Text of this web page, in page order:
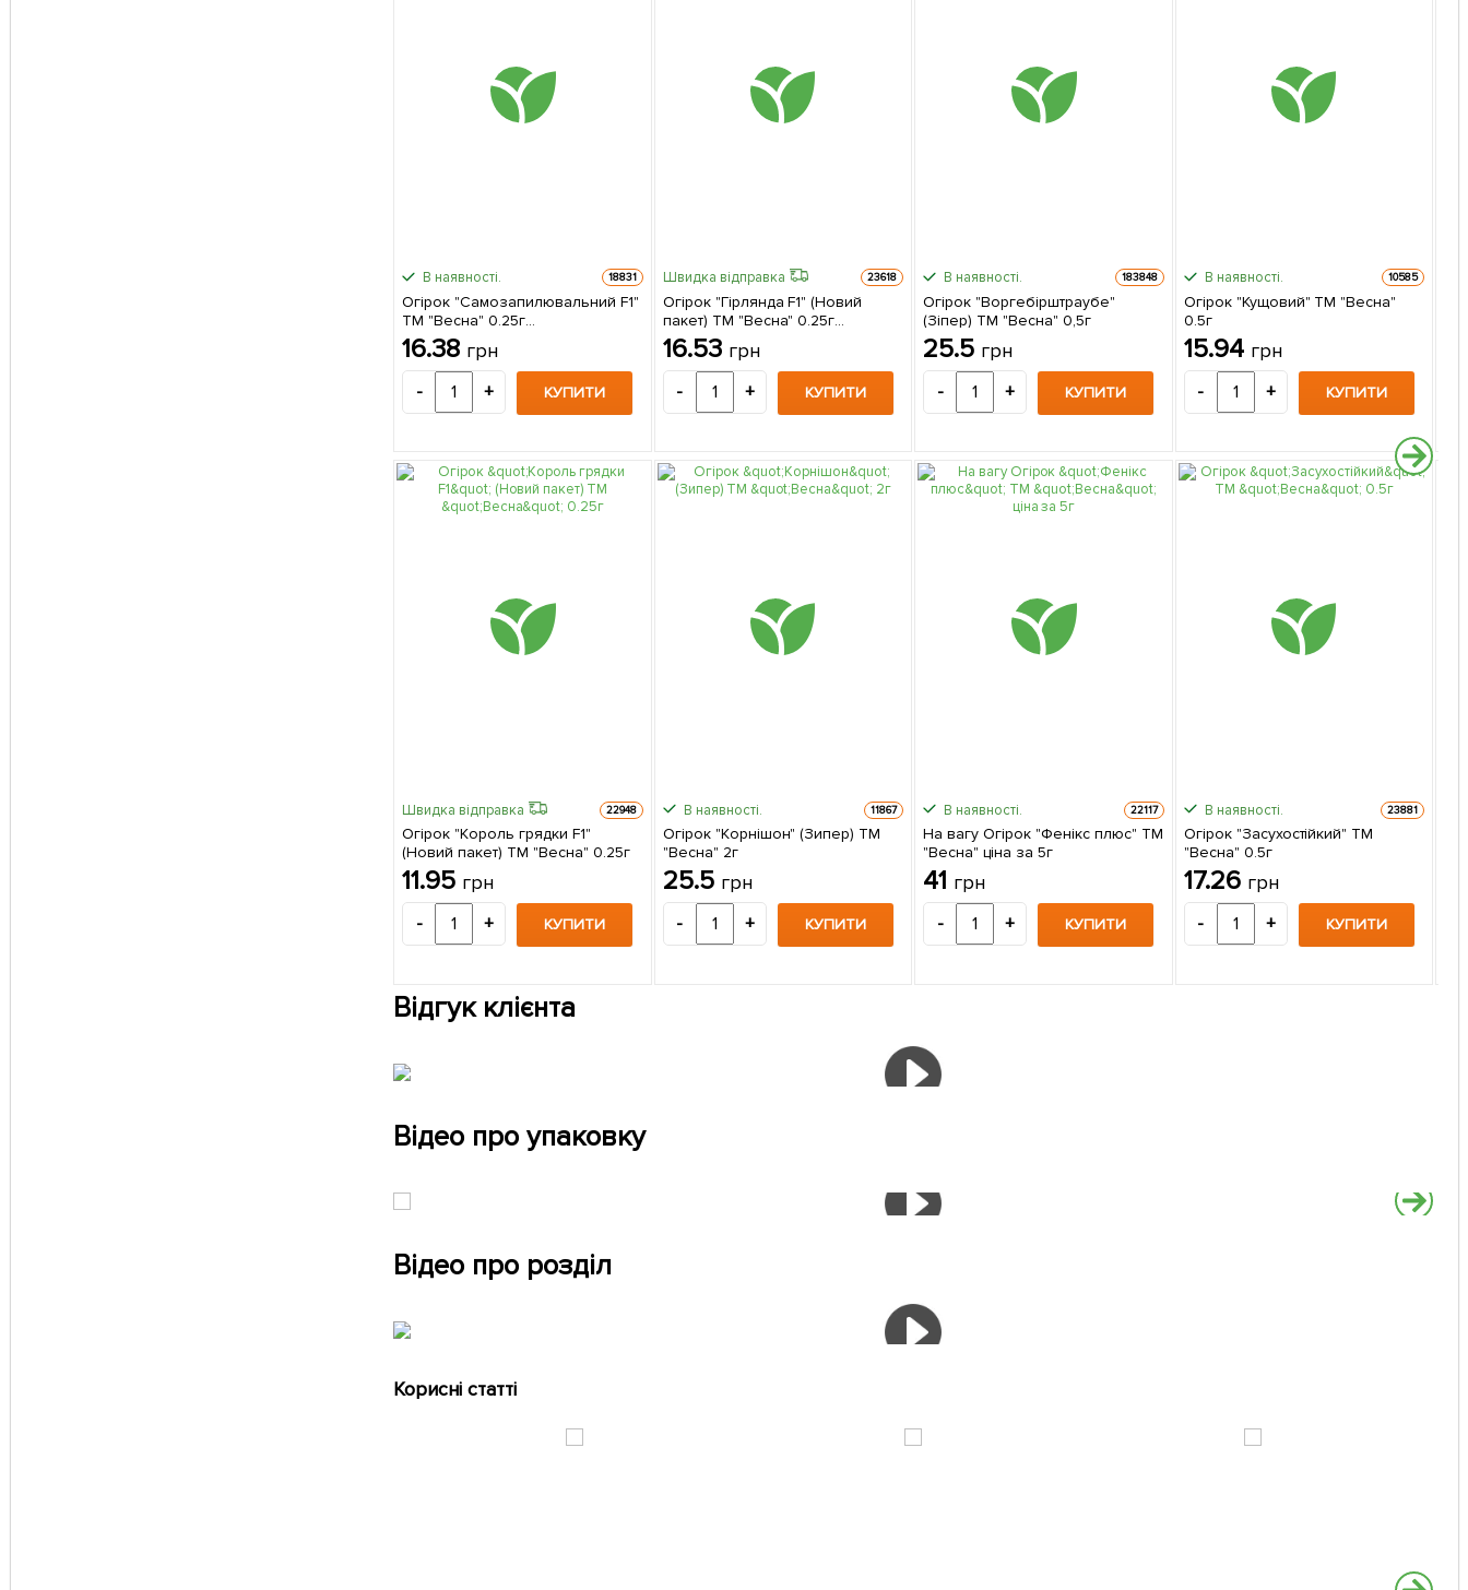
В наявності. 18831
Огірок "Самозапилювальний F1"
ТМ "Весна" 0.25г
(самозапильний)
16.38 грн
- + КУПИТИ
Швидка відправка 23618
Огірок "Гірлянда F1" (Новий
пакет) ТМ "Весна" 0.25г
(самозапильний)
16.53 грн
- + КУПИТИ
В наявності. 183848
Огірок "Воргебірштраубе"
(Зіпер) ТМ "Весна" 0,5г
25.5 грн
- + КУПИТИ
В наявності. 10585
Огірок "Кущовий" ТМ "Весна"
0.5г
15.94 грн
- + КУПИТИ
Швидка відправка 22948
Огірок "Король грядки F1"
(Новий пакет) ТМ "Весна" 0.25г
11.95 грн
- + КУПИТИ
В наявності. 11867
Огірок "Корнішон" (Зипер) ТМ
"Весна" 2г
25.5 грн
- + КУПИТИ
В наявності. 22117
На вагу Огірок "Фенікс плюс" ТМ
"Весна" ціна за 5г
41 грн
- + КУПИТИ
В наявності. 23881
Огірок "Засухостійкий" ТМ
"Весна" 0.5г
17.26 грн
- + КУПИТИ
Відгук клієнта
Відео про упаковку
Відео про розділ
Корисні статті